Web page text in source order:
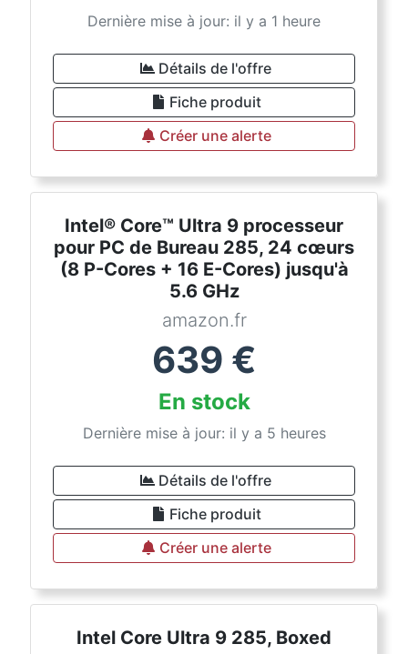
Dernière mise à jour: il y a 1 heure
Détails de l'offre
Fiche produit
Créer une alerte
Intel® Core™ Ultra 9 processeur
pour PC de Bureau 285, 24 cœurs
(8 P-Cores + 16 E-Cores) jusqu'à
5.6 GHz
amazon.fr
639 €
En stock
Dernière mise à jour: il y a 5 heures
Détails de l'offre
Fiche produit
Créer une alerte
Intel Core Ultra 9 285, Boxed